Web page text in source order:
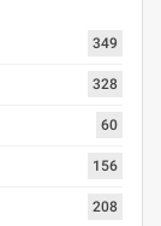
349
328
60
156
208